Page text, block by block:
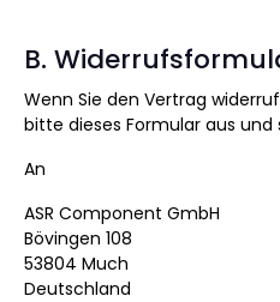
B.
Wenn Sie den Vertrag
bitte dieses Formular aus und
An
ASR Component GmbH
Bövingen 108
53804 Much
Deutschland